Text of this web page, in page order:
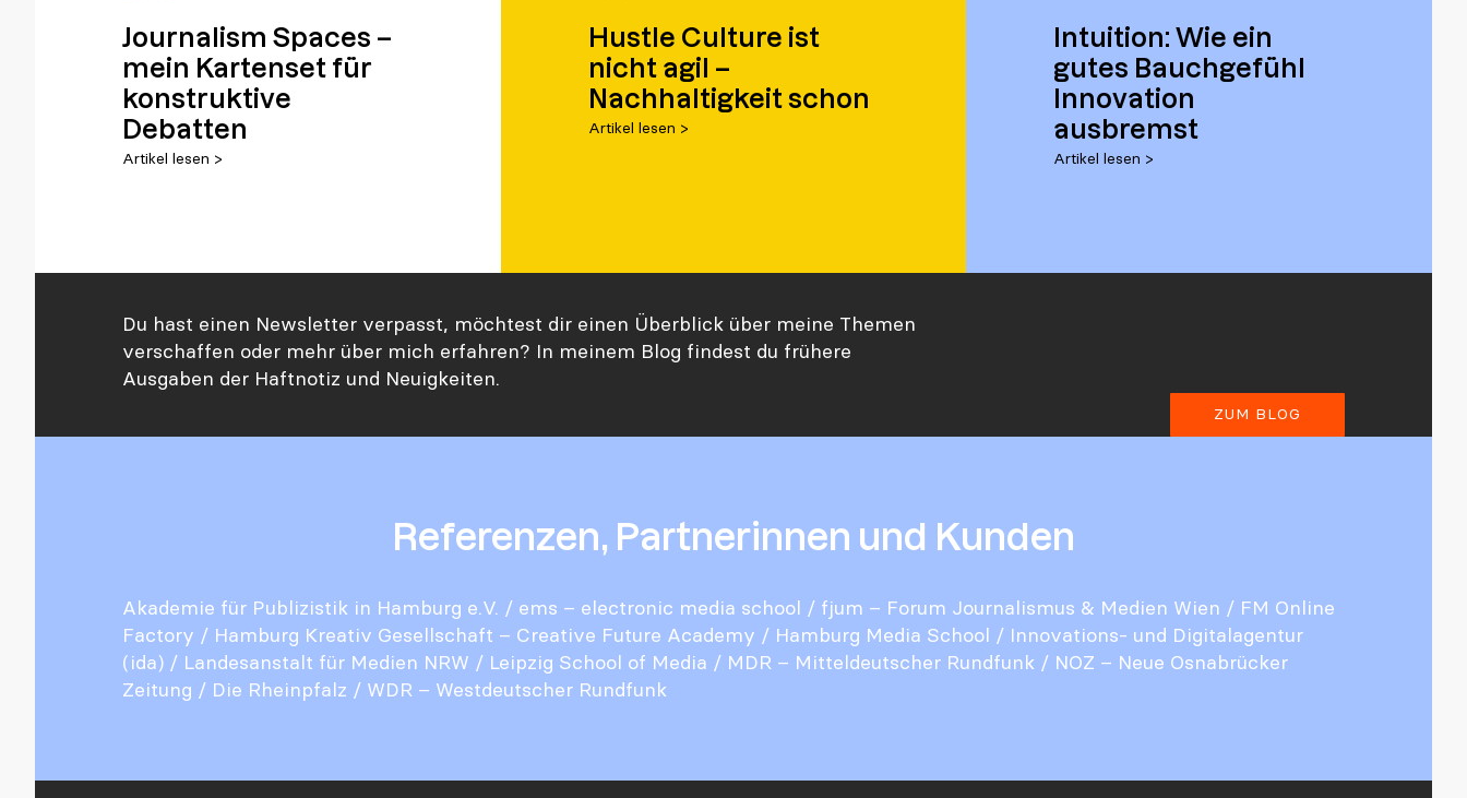
Journalism Spaces –
mein Kartenset für
konstruktive
Debatten
Artikel lesen >
Hustle Culture ist
nicht agil –
Nachhaltigkeit schon
Artikel lesen >
Intuition: Wie ein
gutes Bauchgefühl
Innovation
ausbremst
Artikel lesen >
Du hast einen Newsletter verpasst, möchtest dir einen Überblick über meine Themen
verschaffen oder mehr über mich erfahren? In meinem Blog findest du frühere
Ausgaben der Haftnotiz und Neuigkeiten.
ZUM BLOG
Referenzen, Partnerinnen und Kunden
Akademie für Publizistik in Hamburg e.V. / ems – electronic media school / fjum – Forum Journalismus & Medien Wien / FM Online
Factory / Hamburg Kreativ Gesellschaft – Creative Future Academy / Hamburg Media School / Innovations- und Digitalagentur
(ida) / Landesanstalt für Medien NRW / Leipzig School of Media / MDR – Mitteldeutscher Rundfunk / NOZ – Neue Osnabrücker
Zeitung / Die Rheinpfalz / WDR – Westdeutscher Rundfunk